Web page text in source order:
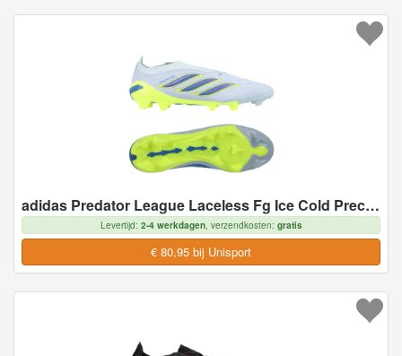
adidas Predator League Laceless Fg Ice Cold Precision - Crystal Sky/ray Blue/geel - Natuurgras (Fg), maat 46
Levertijd: 2-4 werkdagen, verzendkosten: gratis
€ 80,95 bij Unisport